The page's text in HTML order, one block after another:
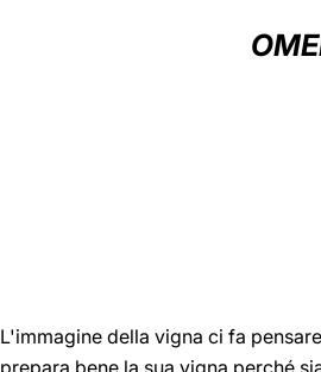
L'immagine della vigna ci fa
prepara bene la sua vigna perché